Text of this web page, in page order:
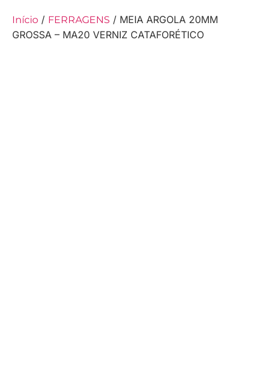
Início / FERRAGENS / MEIA ARGOLA 20MM
GROSSA – MA20 VERNIZ CATAFORÉTICO